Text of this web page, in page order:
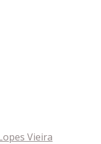
Vieira